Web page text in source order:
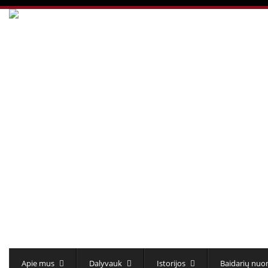
Apie mus Dalyvauk Istorijos Baidarių